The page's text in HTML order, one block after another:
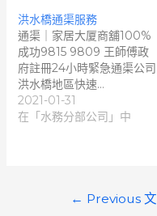
洪水橋通渠服務
通渠｜家居大厦商舖100%
成功9815 9809 王師傅政
府註冊24小時緊急通渠公司
洪水橋地區快速…
2021-01-31
在「水務分部公司」中
← Previous 文